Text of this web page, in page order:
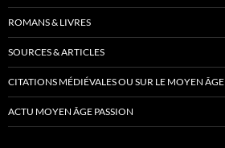
ROMANS & LIVRES
SOURCES & ARTICLES
CITATIONS MÉDIÉVALES OU SUR LE MOYEN ÂGE
ACTU MOYEN ÂGE PASSION